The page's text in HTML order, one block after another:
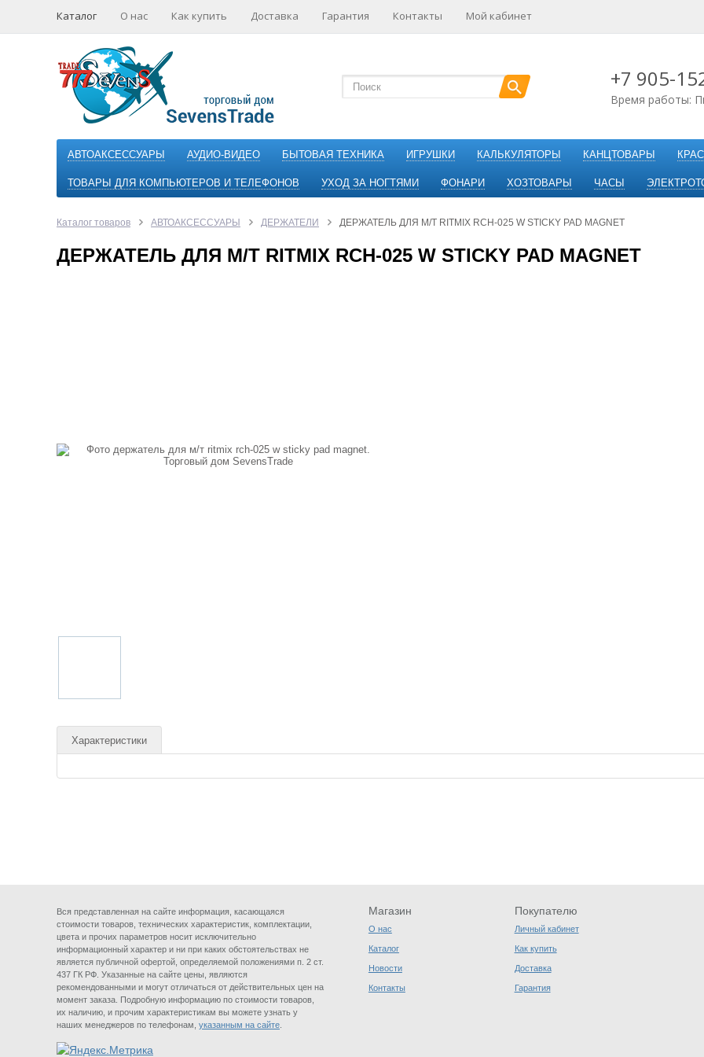
Каталог О нас Как купить Доставка Гарантия Контакты Мой кабинет
+7 905-
Время работы:
АВТОАКСЕССУАРЫ АУДИО-ВИДЕО БЫТОВАЯ ТЕХНИКА ИГРУШКИ КАЛЬКУЛЯТОРЫ КАНЦТОВАРЫ
ТОВАРЫ ДЛЯ КОМПЬЮТЕРОВ И ТЕЛЕФОНОВ УХОД ЗА НОГТЯМИ ФОНАРИ ХОЗТОВАРЫ ЧАСЫ
Каталог товаров АВТОАКСЕССУАРЫ ДЕРЖАТЕЛИ ДЕРЖАТЕЛЬ ДЛЯ М/Т RITMIX RCH-025 W STICKY PAD MAGNET
ДЕРЖАТЕЛЬ ДЛЯ М/Т RITMIX RCH-025 W STICKY PAD MAGNET
Характеристики
Вся представленная на сайте информация, касающаяся
стоимости товаров, технических характеристик, комплектации,
цвета и прочих параметров носит исключительно
информационный характер и ни при каких обстоятельствах не
является публичной офертой, определяемой положениями п. 2 ст.
437 ГК РФ. Указанные на сайте цены, являются
рекомендованными и могут отличаться от действительных цен на
момент заказа. Подробную информацию по стоимости товаров,
их наличию, и прочим характеристикам вы можете узнать у
наших менеджеров по телефонам, указанным на сайте
Магазин
О нас
Каталог
Новости
Контакты
Покупателю
Личный кабинет
Как купить
Доставка
Гарантия